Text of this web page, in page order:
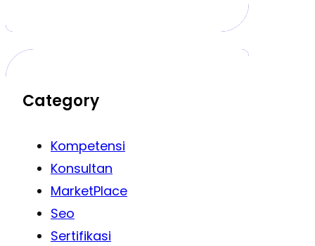
Category
Kompetensi
Konsultan
MarketPlace
Seo
Sertifikasi